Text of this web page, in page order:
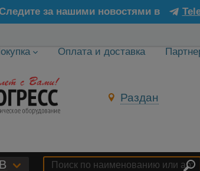
за нашими новостями в
Оплата и доставка
Раздан